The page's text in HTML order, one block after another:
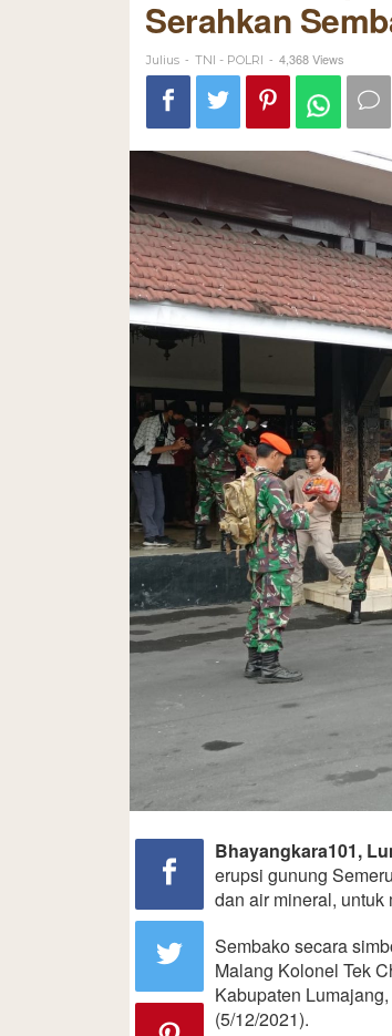
Serahkan
Julius - TNI - POLRI - 4,368 Views
Bhayangkara101,
erupsi gunung
dan air mineral, untuk
Sembako secara
Malang Kolonel Tek
Kabupaten
(5/12/2021).